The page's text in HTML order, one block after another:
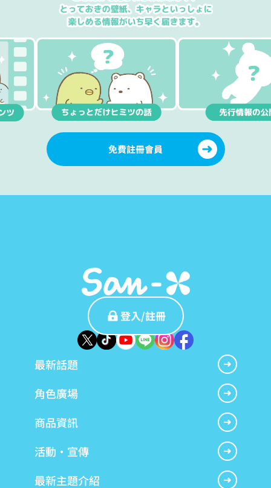
免費註冊會員
登入/註冊
最新話題
角色廣場
商品資訊
活動・宣傳
最新主題介紹